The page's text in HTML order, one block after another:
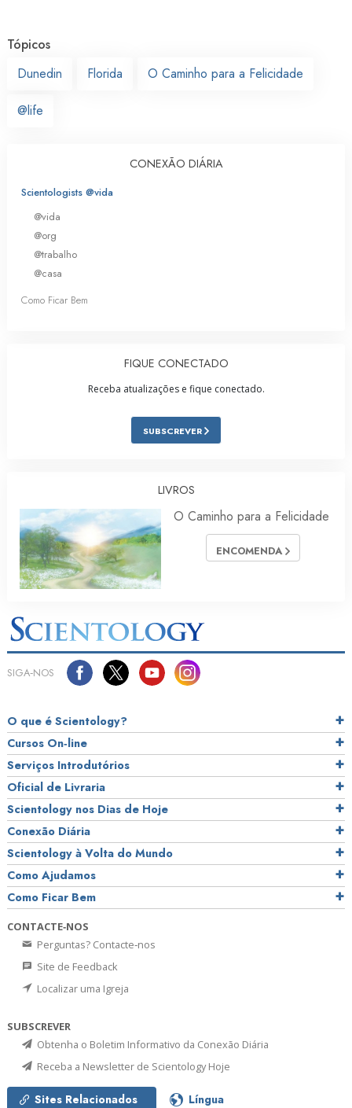
Tópicos
Dunedin
Florida O Caminho para a Felicidade
@life
CONEXÃO DIÁRIA
Scientologists @vida
@vida
@org
@trabalho
@casa
Como Ficar Bem
FIQUE CONECTADO
Receba atualizações e fique conectado.
SUBSCREVER
LIVROS
O Caminho para a Felicidade
ENCOMENDA
SIGA‑NOS
O que é Scientology?
Cursos On‑line
Serviços Introdutórios
Oficial de Livraria
Scientology nos Dias de Hoje
Conexão Diária
Scientology à Volta do Mundo
Como Ajudamos
Como Ficar Bem
CONTACTE‑NOS
Perguntas? Contacte‑nos
Site de Feedback
Localizar uma Igreja
SUBSCREVER
Obtenha o Boletim Informativo da Conexão Diária
Receba a Newsletter de Scientology Hoje
Sites Relacionados Língua